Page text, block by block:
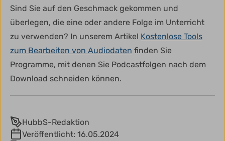
Sind Sie auf den Geschmack gekommen und
überlegen, die eine oder andere Folge im Unterricht
zu verwenden? In unserem Artikel Kostenlose Tools
zum Bearbeiten von Audiodaten finden Sie
Programme, mit denen Sie Podcastfolgen nach dem
Download schneiden können.
HubbS-Redaktion
Veröffentlicht: 16.05.2024